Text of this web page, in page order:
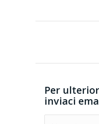
Per
inviaci